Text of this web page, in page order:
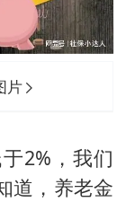
片
2%，我们
道，养老金